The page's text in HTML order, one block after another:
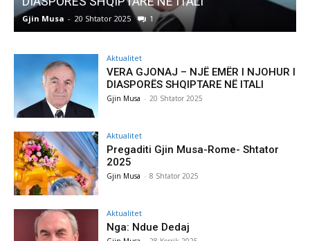
Gjin Musa - 20 Shtator 2025 1
Aktualitet
VERA GJONAJ – NJË EMËR I NJOHUR I
DIASPORËS SHQIPTARE NË ITALI
Gjin Musa - 20 Shtator 2025
Aktualitet
Pregaditi Gjin Musa-Rome- Shtator
2025
Gjin Musa - 8 Shtator 2025
Aktualitet
Nga: Ndue Dedaj